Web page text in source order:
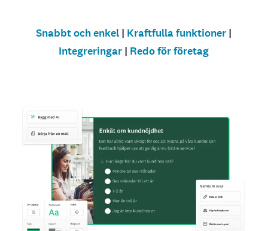
Snabbt och enkel | Kraftfulla funktioner |
Integreringar | Redo för företag